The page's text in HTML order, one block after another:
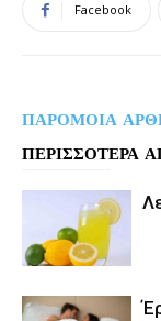
Facebook
ΠΑΡΟΜΟΙΑ
ΠΕΡΙΣΣΟΤΕΡΑ